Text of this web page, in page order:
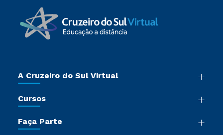
A Cruzeiro do Sul Virtual
Sala de Imprensa
Certificadoras
Cursos
Pós-graduação
Faça Parte